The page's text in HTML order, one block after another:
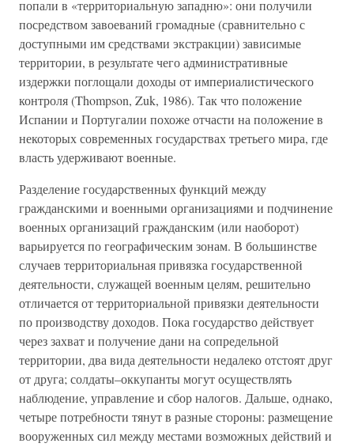
попали в «территориальную западню»: они получили
посредством завоеваний громадные (сравнительно с
доступными им средствами экстракции) зависимые
территории, в результате чего административные
издержки поглощали доходы от империалистического
контроля (Thompson, Zuk, 1986). Так что положение
Испании и Португалии похоже отчасти на положение в
некоторых современных государствах третьего мира, где
власть удерживают военные.
Разделение государственных функций между
гражданскими и военными организациями и подчинение
военных организаций гражданским (или наоборот)
варьируется по географическим зонам. В большинстве
случаев территориальная привязка государственной
деятельности, служащей военным целям, решительно
отличается от территориальной привязки деятельности
по производству доходов. Пока государство действует
через захват и получение дани на сопредельной
территории, два вида деятельности недалеко отстоят друг
от друга; солдаты–оккупанты могут осуществлять
наблюдение, управление и сбор налогов. Дальше, однако,
четыре потребности тянут в разные стороны: размещение
вооруженных сил между местами возможных действий и